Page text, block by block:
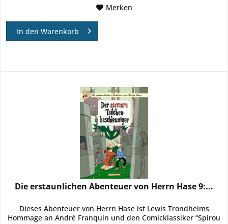
Merken
In den Warenkorb
Die erstaunlichen Abenteuer von Herrn Hase 9:...
Dieses Abenteuer von Herrn Hase ist Lewis Trondheims
Hommage an André Franquin und den Comicklassiker “Spirou